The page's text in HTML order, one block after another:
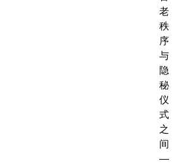
老
秩
序
与
隐
秘
仪
式
之
间
—